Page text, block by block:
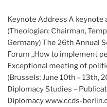
Keynote Address A
(Theologian; Chairman,
Germany) The 26th Annual
Forum „How to implement
Exceptional meeting of
(Brussels; June 10th – 13th,
Diplomacy Studies –
Diplomacy www.ccds-